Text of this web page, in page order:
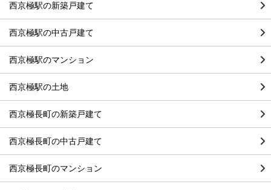
西京極駅の新築戸建て
西京極駅の中古戸建て
西京極駅のマンション
西京極駅の土地
西京極長町の新築戸建て
西京極長町の中古戸建て
西京極長町のマンション